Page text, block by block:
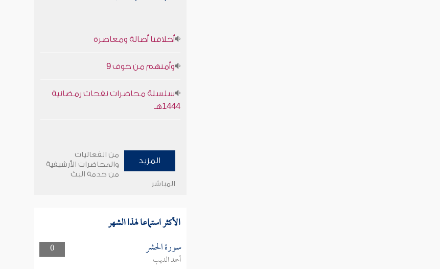
أخلاقنا أصالة ومعاصرة
وأمنهم من خوف 9
سلسلة محاضرات نفحات رمضانية
1444هـ
المزيد
من الفعاليات
والمحاضرات الأرشيفية
من خدمة البث
المباشر
الأكثر استماعا لهذا الشهر
0 سورة الحشر
أحمد الديب